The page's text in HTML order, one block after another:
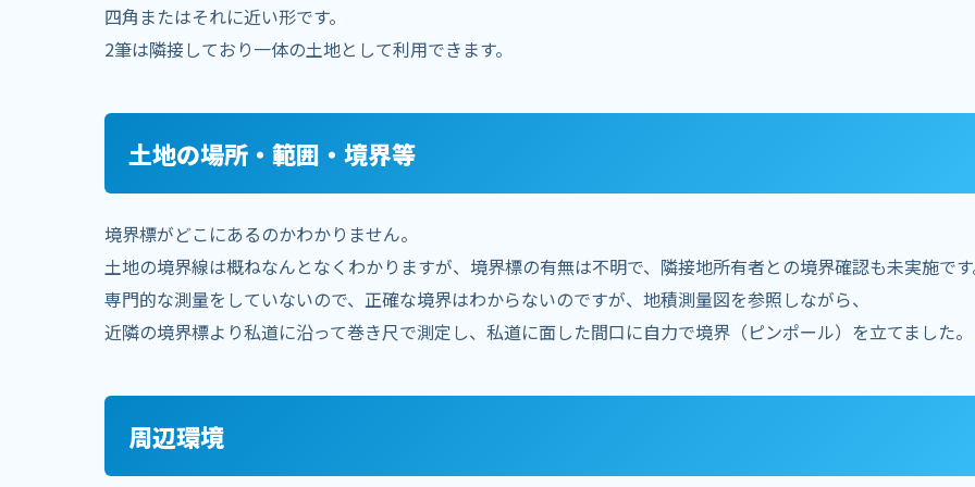
四角またはそれに近い形です。
2筆は隣接しており一体の土地として利用できます。
土地の場所・範囲・境界等
境界標がどこにあるのかわかりません。
土地の境界線は概ねなんとなくわかりますが、境界標の有無は不明で、隣接地所有者との境界確認も未実施で
専門的な測量をしていないので、正確な境界はわからないのですが、地積測量図を参照しながら、
近隣の境界標より私道に沿って巻き尺で測定し、私道に面した間口に自力で境界（ピンポール）を立てました。
周辺環境